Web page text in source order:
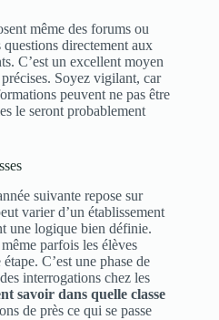
même des forums ou
directement aux
C’est un excellent moyen
Soyez vigilant, car
peuvent ne pas être
le seront probablement
suivante repose sur
varier d’un établissement
une logique bien définie.
parfois les élèves
C’est une phase de
interrogations chez les
savoir dans quelle classe
de près ce qui se passe